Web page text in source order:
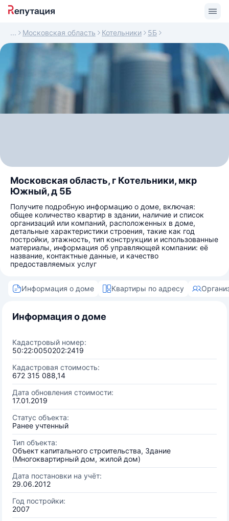
Московская область Котельники 5Б
Московская область, г Котельники, мкр
Южный, д 5Б
Получите подробную информацию о доме, включая:
общее количество квартир в здании, наличие и список
организаций или компаний, расположенных в доме,
детальные характеристики строения, такие как год
постройки, этажность, тип конструкции и использованные
материалы, информация об управляющей компании: её
название, контактные данные, и качество
предоставляемых услуг
Информация о доме Квартиры по адресу
Информация о доме
Кадастровый номер:
50:22:0050202:2419
Кадастровая стоимость:
672 315 088,14
Дата обновления стоимости:
17.01.2019
Статус объекта:
Ранее учтенный
Тип объекта:
Объект капитального строительства, Здание
(Многоквартирный дом, жилой дом)
Дата постановки на учёт:
29.06.2012
Год постройки:
2007